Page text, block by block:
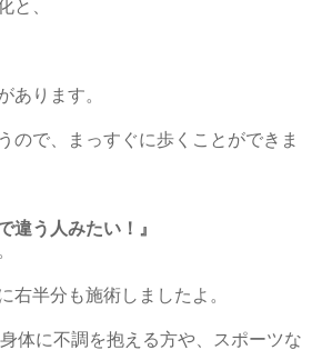
と、
あります。
ので、まっすぐに歩くことができま
違う人みたい！』
右半分も施術しましたよ。
体に不調を抱える方や、スポーツな